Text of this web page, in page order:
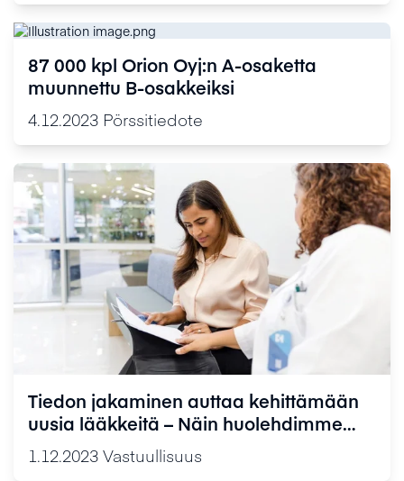
87 000 kpl Orion Oyj:n A-osaketta
muunnettu B-osakkeiksi
4.12.2023 Pörssitiedote
Tiedon jakaminen auttaa kehittämään
uusia lääkkeitä – Näin huolehdimme
lääketutkimuksiin osallistuvien
tietosuojasta
1.12.2023 Vastuullisuus